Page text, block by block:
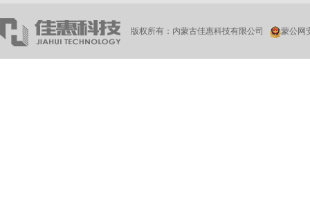
版权所有：内蒙古佳惠科技有限公司 蒙公网